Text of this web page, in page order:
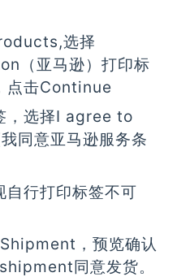
选择
（亚马逊）打印标
点击Continue
，选择I agree to
同意亚马逊服务条
自行打印标签不可
，预览确认
同意发货。